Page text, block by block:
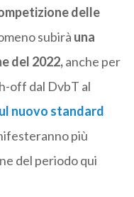
delle
subirà una
del 2022,anche per
off dal DvbT al
nuovo standard
più
del periodo qui